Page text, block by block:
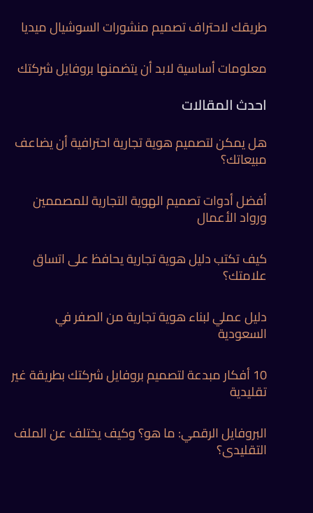
طريقك لاحتراف تصميم منشورات السوشيال ميديا
معلومات أساسية لابد أن يتضمنها بروفايل شركتك
احدث المقالات
هل يمكن لتصميم هوية تجارية احترافية أن يضاعف
مبيعاتك؟
أفضل أدوات تصميم الهوية التجارية للمصممين
ورواد الأعمال
كيف تكتب دليل هوية تجارية يحافظ على اتساق
علامتك؟
دليل عملي لبناء هوية تجارية من الصفر في
السعودية
10 أفكار مبدعة لتصميم بروفايل شركتك بطريقة غير
تقليدية
البروفايل الرقمي: ما هو؟ وكيف يختلف عن الملف
التقليدي؟